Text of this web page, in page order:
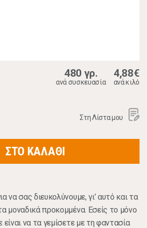
480 γρ.
ανά συσκευασία
4,88€
ανά κιλό
Στη Λίστα μου
ΣΤΟ ΚΑΛΑΘΙ
να σας διευκολύνουμε, γι’ αυτό και τα
μοναδικά προκομμένα. Εσείς το μόνο
να τα γεμίσετε με τη φαντασία